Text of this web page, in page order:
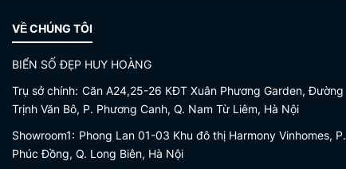
VỀ CHÚNG TÔI
BIỂN SỐ ĐẸP HUY HOÀNG
Trụ sở chính: Căn A24,25-26 KĐT Xuân Phương Garden, Đường
Trịnh Văn Bô, P. Phương Canh, Q. Nam Từ Liêm, Hà Nội
Showroom1: Phong Lan 01-03 Khu đô thị Harmony Vinhomes, P.
Phúc Đồng, Q. Long Biên, Hà Nội